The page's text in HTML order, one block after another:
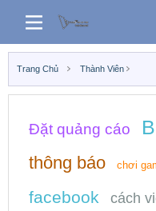
Trang Chủ Thành Viên
Đặt quảng cáo
thông báo chơi
facebook cách